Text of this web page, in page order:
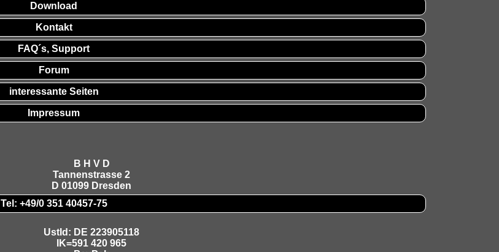
Download
Kontakt
FAQ´s, Support
Forum
interessante Seiten
Impressum
B H V D
Tannenstrasse 2
D 01099 Dresden
Tel: +49/0 351 40457-75
UstId: DE 223905118
IK=591 420 965